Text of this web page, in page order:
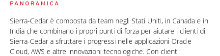
PANORAMICA
Sierra-Cedar è composta da team negli Stati Uniti, in Canada e in
India che combinano i propri punti di forza per aiutare i clienti di
Sierra-Cedar a sfruttare i progressi nelle applicazioni Oracle
Cloud, AWS e altre innovazioni tecnologiche. Con clienti